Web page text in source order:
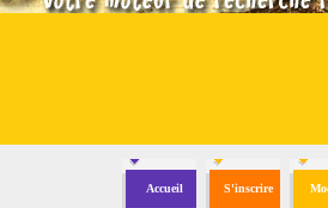
Accueil S'inscrire